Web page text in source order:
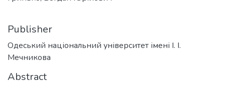
Publisher
Одеський національний університет імені І. І.
Мечникова
Abstract